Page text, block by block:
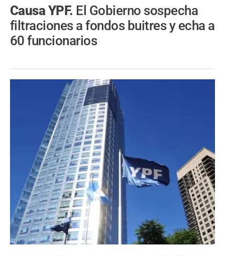
Causa YPF. El Gobierno sospecha
filtraciones a fondos buitres y echa a
60 funcionarios